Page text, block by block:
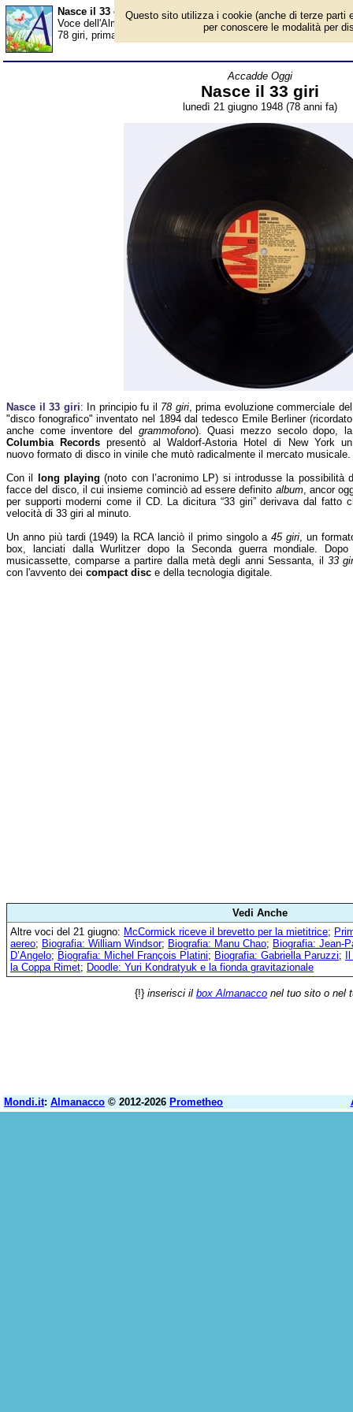
Nasce il 33 giri - Almanacco
Voce dell'Almanacco del 21 giugno, per la rubrica 'Accadde
78 giri, prima evoluzione commerciale del "disco fonografico"
Accadde Oggi
Nasce il 33 giri
lunedì 21 giugno 1948 (78 anni fa)
Nasce il 33 giri: In principio fu il 78 giri, prima evoluzione commerciale del
"disco fonografico" inventato nel 1894 dal tedesco Emile Berliner (ricordato
anche come inventore del grammofono). Quasi mezzo secolo dopo, la
Columbia Records presentò al Waldorf-Astoria Hotel di New York un
nuovo formato di disco in vinile che mutò radicalmente il mercato musicale.
Con il
long playing (noto con l’acronimo LP) si introdusse la possibilità
facce del disco, il cui insieme cominciò ad essere definito album, ancor
per supporti moderni come il CD. La dicitura “33 giri” derivava dal fatto
velocità di 33 giri al minuto.
Un anno più tardi (1949) la RCA lanciò il primo singolo a45 giri, un
box, lanciati dalla Wurlitzer dopo la Seconda guerra mondiale.
musicassette, comparse a partire dalla metà degli anni Sessanta, il 33
con l'avvento dei compact disc e della tecnologia digitale.
Vedi Anche
Altre voci del 21 giugno: McCormick riceve il brevetto per la mietitrice;
aereo; Biografia: William Windsor; Biografia: Manu Chao; Biografia: Jean-
D’Angelo; Biografia: Michel François Platini; Biografia: Gabriella Paruzzi;
la Coppa Rimet; Doodle: Yuri Kondratyuk e la fionda gravitazionale
{!} inserisci il box Almanacco nel tuo sito o nel
Mondi.it: Almanacco © 2012-2026 Prometheo
Questo sito utilizza i cookie (anche di terze parti
per conoscere le modalità per